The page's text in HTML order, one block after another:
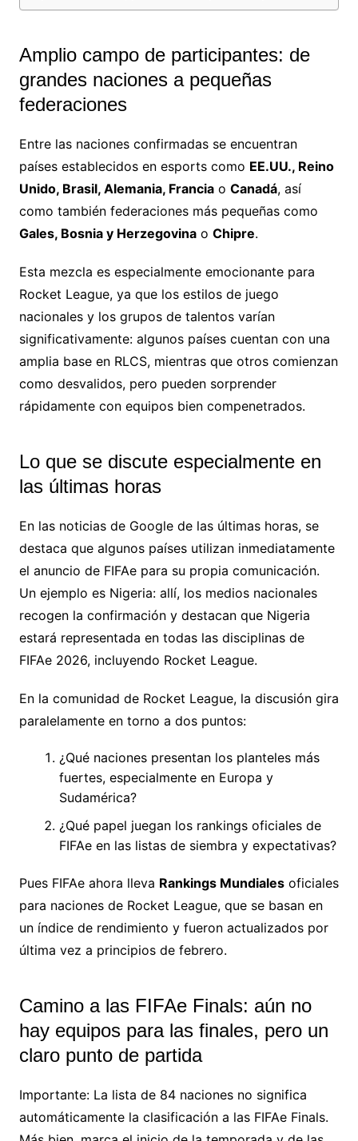
Amplio campo de participantes: de
grandes naciones a pequeñas
federaciones
Entre las naciones confirmadas se encuentran
países establecidos en esports como EE.UU., Reino
Unido, Brasil, Alemania, Franciao Canadá, así
como también federaciones más pequeñas como
Gales, Bosnia y Herzegovinao Chipre.
Esta mezcla es especialmente emocionante para
Rocket League, ya que los estilos de juego
nacionales y los grupos de talentos varían
significativamente: algunos países cuentan con una
amplia base en RLCS, mientras que otros comienzan
como desvalidos, pero pueden sorprender
rápidamente con equipos bien compenetrados.
Lo que se discute especialmente en
las últimas horas
En las noticias de Google de las últimas horas, se
destaca que algunos países utilizan inmediatamente
el anuncio de FIFAe para su propia comunicación.
Un ejemplo es Nigeria: allí, los medios nacionales
recogen la confirmación y destacan que Nigeria
estará representada en todas las disciplinas de
FIFAe 2026, incluyendo Rocket League.
En la comunidad de Rocket League, la discusión gira
paralelamente en torno a dos puntos:
¿Qué naciones presentan los planteles más
fuertes, especialmente en Europa y
Sudamérica?
¿Qué papel juegan los rankings oficiales de
FIFAe en las listas de siembra y expectativas?
Pues FIFAe ahora lleva Rankings Mundialesoficiales
para naciones de Rocket League, que se basan en
un índice de rendimiento y fueron actualizados por
última vez a principios de febrero.
Camino a las FIFAe Finals: aún no
hay equipos para las finales, pero un
claro punto de partida
Importante: La lista de 84 naciones no significa
automáticamente la clasificación a las FIFAe Finals.